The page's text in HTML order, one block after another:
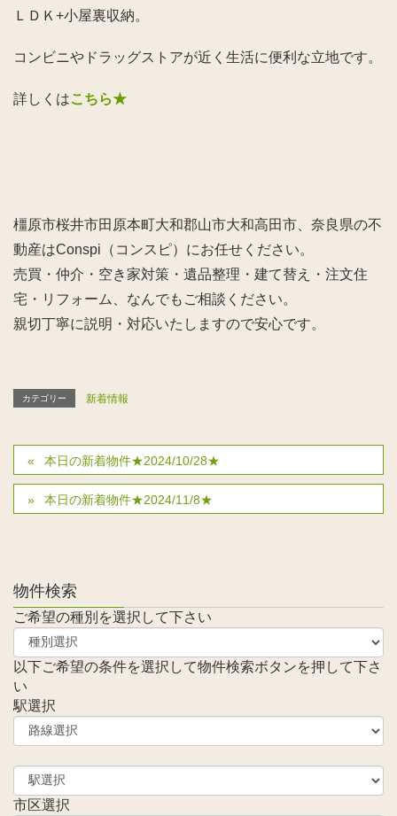
ＬＤＫ+小屋裏収納。
コンビニやドラッグストアが近く生活に便利な立地です。
詳しくはこちら★
橿原市桜井市田原本町大和郡山市大和高田市、奈良県の不
動産はConspi（コンスピ）にお任せください。
売買・仲介・空き家対策・遺品整理・建て替え・注文住
宅・リフォーム、なんでもご相談ください。
親切丁寧に説明・対応いたしますので安心です。
カテゴリー 新着情報
本日の新着物件★2024/10/28★
本日の新着物件★2024/11/8★
物件検索
ご希望の種別を選択して下さい
以下ご希望の条件を選択して物件検索ボタンを押して下さ
い
駅選択
市区選択